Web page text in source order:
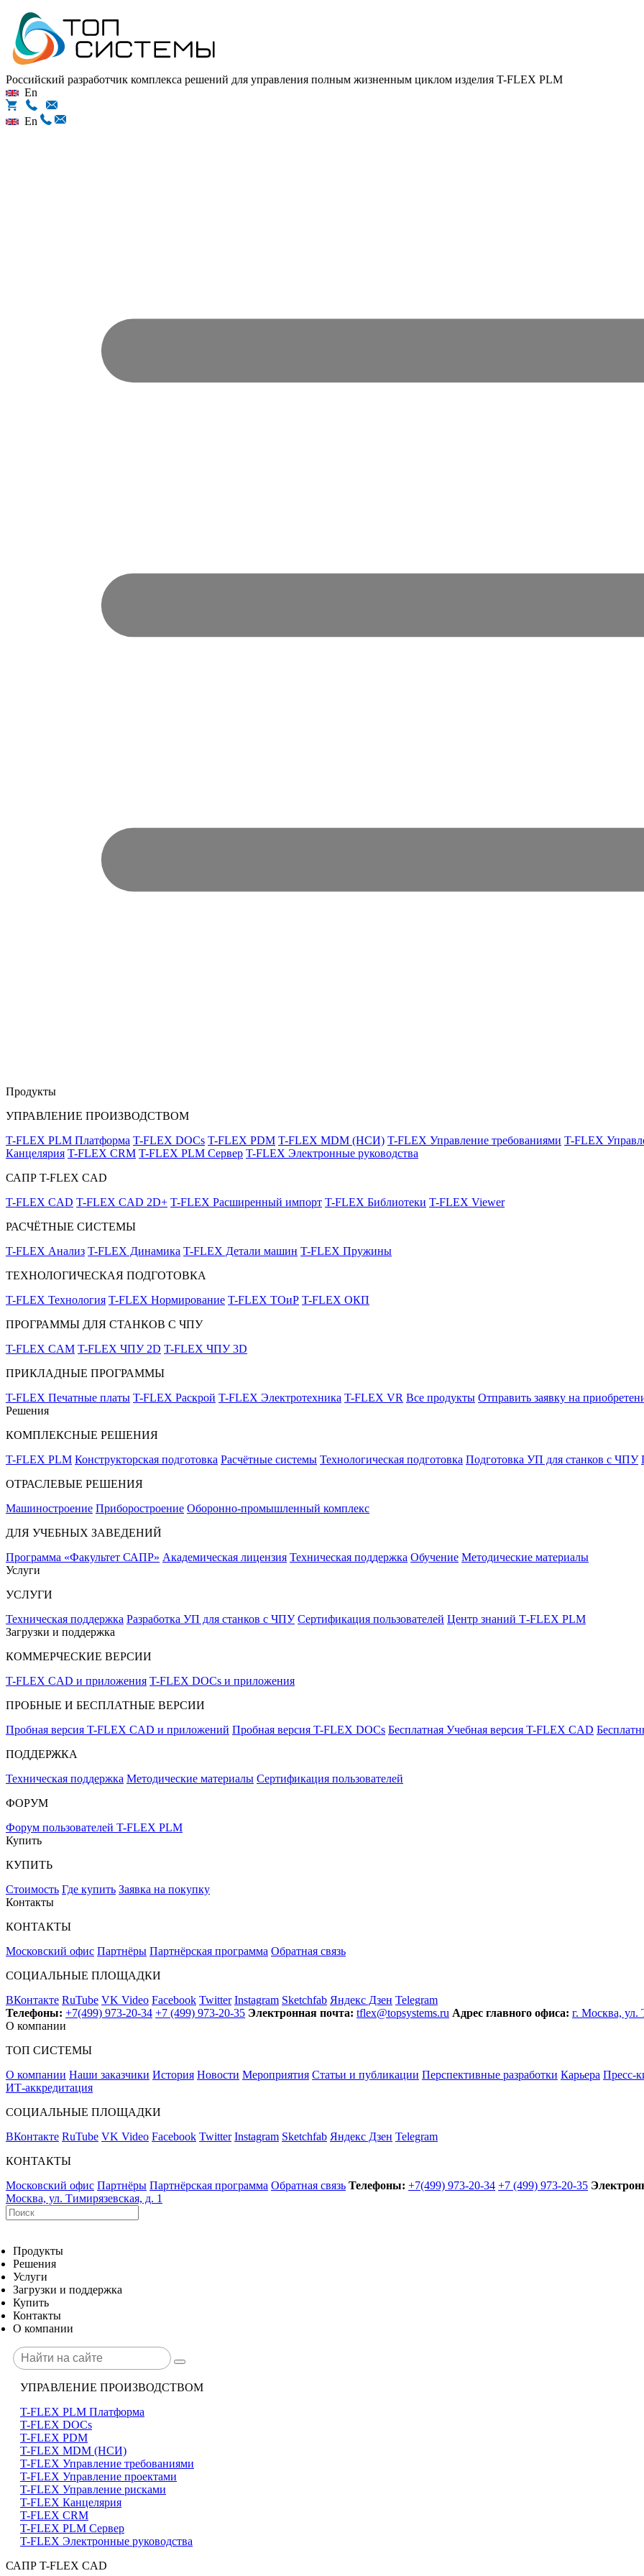
Российский разработчик комплекса решений для управления полным жизненным циклом изделия T-FLEX PLM
En
En
Продукты
УПРАВЛЕНИЕ ПРОИЗВОДСТВОМ
T-FLEX PLM Платформа T-FLEX DOCs T-FLEX PDM T-FLEX MDM (НСИ) T-FLEX Управление требованиями T-FLEX
Канцелярия T-FLEX CRM T-FLEX PLM Сервер T-FLEX Электронные руководства
САПР T-FLEX CAD
T-FLEX CAD T-FLEX CAD 2D+ T-FLEX Расширенный импорт T-FLEX Библиотеки T-FLEX Viewer
РАСЧЁТНЫЕ СИСТЕМЫ
T-FLEX Анализ T-FLEX Динамика T-FLEX Детали машин T-FLEX Пружины
ТЕХНОЛОГИЧЕСКАЯ ПОДГОТОВКА
T-FLEX Технология T-FLEX Нормирование T-FLEX ТОиР T-FLEX ОКП
ПРОГРАММЫ ДЛЯ СТАНКОВ С ЧПУ
T-FLEX CAM T-FLEX ЧПУ 2D T-FLEX ЧПУ 3D
ПРИКЛАДНЫЕ ПРОГРАММЫ
T-FLEX Печатные платы T-FLEX Раскрой T-FLEX Электротехника T-FLEX VR Все продукты Отправить заявку на
Решения
КОМПЛЕКСНЫЕ РЕШЕНИЯ
T-FLEX PLM Конструкторская подготовка Расчётные системы Технологическая подготовка Подготовка УП для станков с ЧПУ
ОТРАСЛЕВЫЕ РЕШЕНИЯ
Машиностроение Приборостроение Оборонно-промышленный комплекс
ДЛЯ УЧЕБНЫХ ЗАВЕДЕНИЙ
Программа «Факультет САПР» Академическая лицензия Техническая поддержка Обучение Методические материалы
Услуги
УСЛУГИ
Техническая поддержка Разработка УП для станков с ЧПУ Сертификация пользователей Центр знаний T‑FLEX PLM
Загрузки и поддержка
КОММЕРЧЕСКИЕ ВЕРСИИ
T-FLEX CAD и приложения T-FLEX DOCs и приложения
ПРОБНЫЕ И БЕСПЛАТНЫЕ ВЕРСИИ
Пробная версия T-FLEX CAD и приложений Пробная версия T-FLEX DOCs Бесплатная Учебная версия T-FLEX CAD
ПОДДЕРЖКА
Техническая поддержка Методические материалы Сертификация пользователей
ФОРУМ
Форум пользователей T-FLEX PLM
Купить
КУПИТЬ
Стоимость Где купить Заявка на покупку
Контакты
КОНТАКТЫ
Московский офис Партнёры Партнёрская программа Обратная связь
СОЦИАЛЬНЫЕ ПЛОЩАДКИ
ВКонтакте RuTube VK Video Facebook Twitter Instagram Sketchfab Яндекс Дзен Telegram
Телефоны: +7(499) 973-20-34 +7 (499) 973-20-35 Электронная почта: tflex@topsystems.ru Адрес главного офиса: г. Москва, ул.
О компании
ТОП СИСТЕМЫ
О компании Наши заказчики История Новости Мероприятия Статьи и публикации Перспективные разработки Карьера Пресс-
ИТ-аккредитация
СОЦИАЛЬНЫЕ ПЛОЩАДКИ
ВКонтакте RuTube VK Video Facebook Twitter Instagram Sketchfab Яндекс Дзен Telegram
КОНТАКТЫ
Московский офис Партнёры Партнёрская программа Обратная связь Телефоны: +7(499) 973-20-34 +7 (499) 973-20-35
Москва, ул. Тимирязевская, д. 1
Продукты
Решения
Услуги
Загрузки и поддержка
Купить
Контакты
О компании
УПРАВЛЕНИЕ ПРОИЗВОДСТВОМ
T-FLEX PLM Платформа
T-FLEX DOCs
T-FLEX PDM
T-FLEX MDM (НСИ)
T-FLEX Управление требованиями
T-FLEX Управление проектами
T-FLEX Управление рисками
T-FLEX Канцелярия
T-FLEX CRM
T-FLEX PLM Сервер
T-FLEX Электронные руководства
САПР T-FLEX CAD